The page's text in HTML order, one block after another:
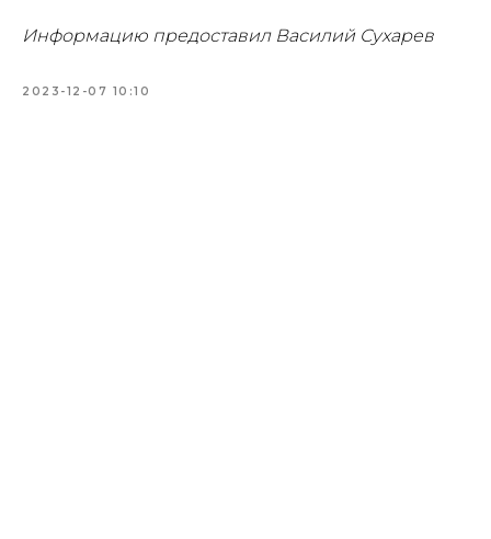
Информацию предоставил Василий Сухарев
2023-12-07 10:10